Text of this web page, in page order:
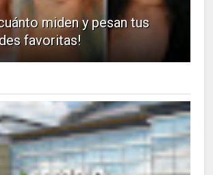
miden y pesan tus
favoritas!